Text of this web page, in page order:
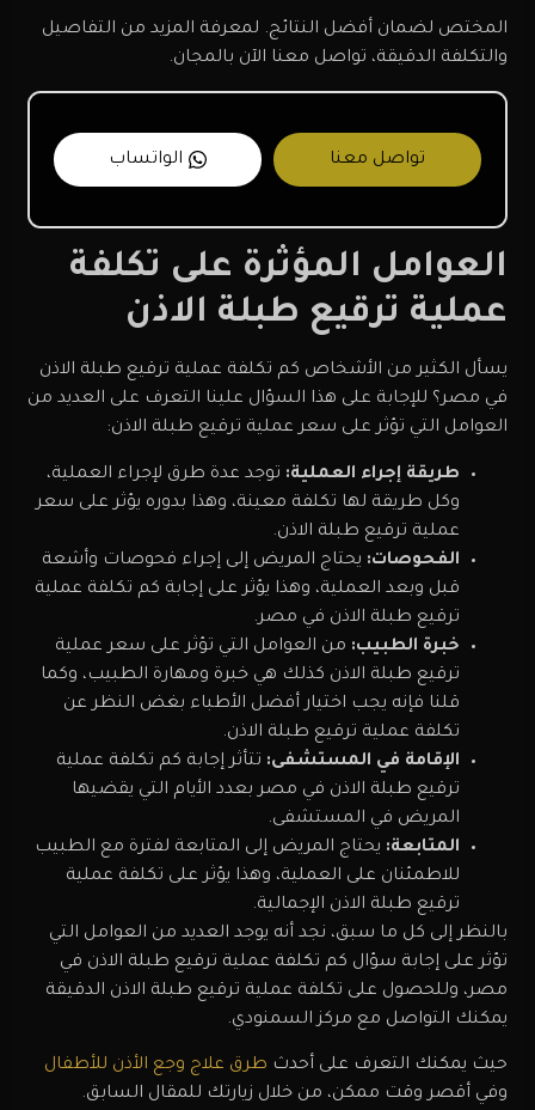
المختص لضمان أفضل النتائج. لمعرفة المزيد من التفاصيل
والتكلفة الدقيقة، تواصل معنا الآن بالمجان.
تواصل معنا الواتساب
العوامل المؤثرة على تكلفة
عملية ترقيع طبلة الاذن
يسأل الكثير من الأشخاص كم تكلفة عملية ترقيع طبلة الاذن
في مصر؟ للإجابة على هذا السؤال علينا التعرف على العديد من
العوامل التي تؤثر على سعر عملية ترقيع طبلة الاذن:
طريقة إجراء العملية: توجد عدة طرق لإجراء العملية،
وكل طريقة لها تكلفة معينة، وهذا بدوره يؤثر على سعر
عملية ترقيع طبلة الاذن.
الفحوصات: يحتاج المريض إلى إجراء فحوصات وأشعة
قبل وبعد العملية، وهذا يؤثر على إجابة كم تكلفة عملية
ترقيع طبلة الاذن في مصر.
خبرة الطبيب: من العوامل التي تؤثر على سعر عملية
ترقيع طبلة الاذن كذلك هي خبرة ومهارة الطبيب، وكما
قلنا فإنه يجب اختيار أفضل الأطباء بغض النظر عن
تكلفة عملية ترقيع طبلة الاذن.
الإقامة في المستشفى: تتأثر إجابة كم تكلفة عملية
ترقيع طبلة الاذن في مصر بعدد الأيام التي يقضيها
المريض في المستشفى.
المتابعة: يحتاج المريض إلى المتابعة لفترة مع الطبيب
للاطمئنان على العملية، وهذا يؤثر على تكلفة عملية
ترقيع طبلة الاذن الإجمالية.
بالنظر إلى كل ما سبق، نجد أنه يوجد العديد من العوامل التي
تؤثر على إجابة سؤال كم تكلفة عملية ترقيع طبلة الاذن في
مصر، وللحصول على تكلفة عملية ترقيع طبلة الاذن الدقيقة
يمكنك التواصل مع مركز السمنودي.
حيث يمكنك التعرف على أحدث طرق علاج وجع الأذن للأطفال
وفي أقصر وقت ممكن، من خلال زيارتك للمقال السابق.